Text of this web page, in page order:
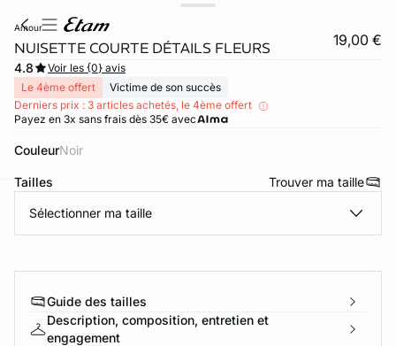
amour
NUISETTE COURTE DÉTAILS FLEURS 19,00 €
4.8
Voir les {0} avis
Le 4ème offert
Victime de son succès
Derniers prix : 3 articles achetés, le 4ème offert
Payez en 3x sans frais dès 35€ avec
Couleur noir
Tailles Trouver ma taille
Sélectionner ma taille
Guide des tailles
Description, composition, entretien et
engagement